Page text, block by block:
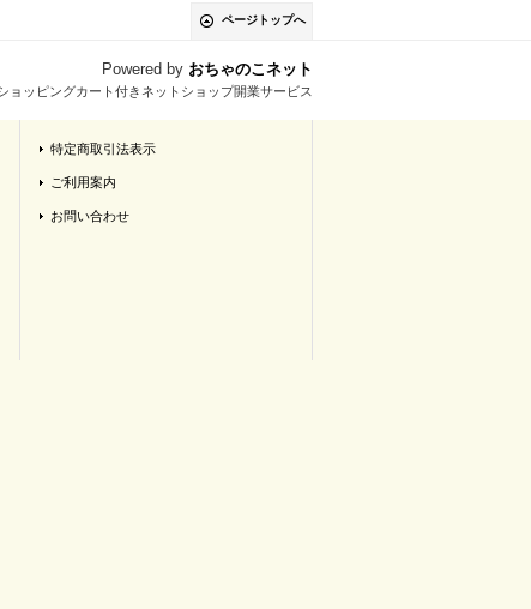
ページトップへ
Powered by おちゃのこネット
ョッピングカート付きネットショップ開業サービス
特定商取引法表示
ご利用案内
お問い合わせ